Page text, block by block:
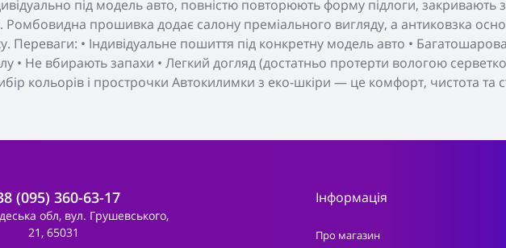
під модель авто, повністю повторюють форму підлоги, закривають
Ромбовидна прошивка додає салону преміального вигляду, а антиковзка
Переваги: • Індивідуальне пошиття під конкретну модель авто •
• Не вбирають запахи • Легкий догляд (достатньо протерти вологою
кольорів і прострочки Автокилимки з еко-шкіри — це комфорт, чистота та
(095) 360-63-17
обл, вул. Грушевського,
21, 65031
Інформація
Про магазин